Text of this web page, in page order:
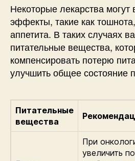
Некоторые лекарства
эффекты, такие как
аппетита. В таких случаях
питательные вещества,
компенсировать потерю
улучшить общее состояние
Питательные
вещества
При
увеличить